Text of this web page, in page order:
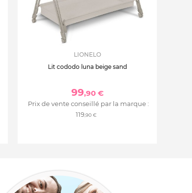
LIONELO
Lit cododo luna beige sand
99,90 €
Prix de vente conseillé par la marque :
119,90 €